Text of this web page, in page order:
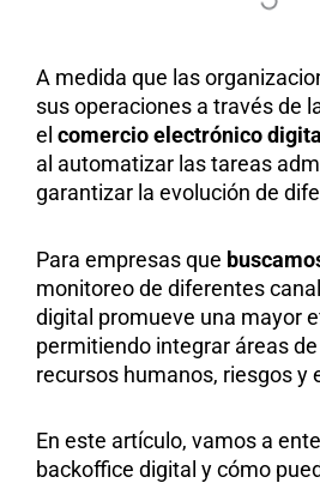
A medida que las
sus operaciones a través de
el comercio electrónico digital
al automatizar las tareas
garantizar la evolución de
Para empresas que
monitoreo de diferentes
digital promueve una mayor
permitiendo integrar áreas
recursos humanos, riesgos y
En este artículo, vamos a
backoffice digital y cómo